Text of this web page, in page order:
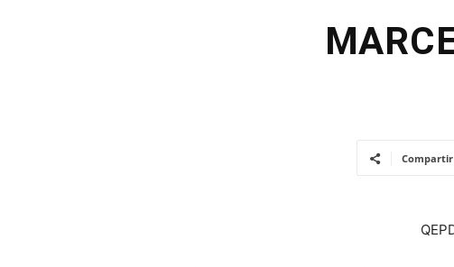
Compartir